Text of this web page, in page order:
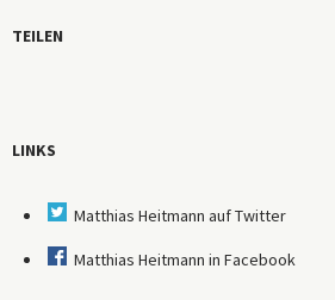
TEILEN
LINKS
Matthias Heitmann auf Twitter
Matthias Heitmann in Facebook